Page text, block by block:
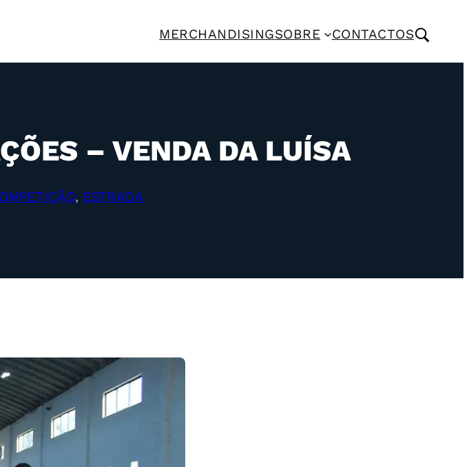
MERCHANDISINGSOBRE CONTACTOS
– VENDA DA LUÍSA
, ESTRADA